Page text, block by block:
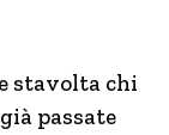
e stavolta chi
passate